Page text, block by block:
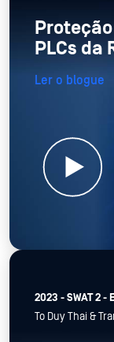
PLCs da
Ler o blogue
2023 - SWAT 2 -
To Duy Thai &